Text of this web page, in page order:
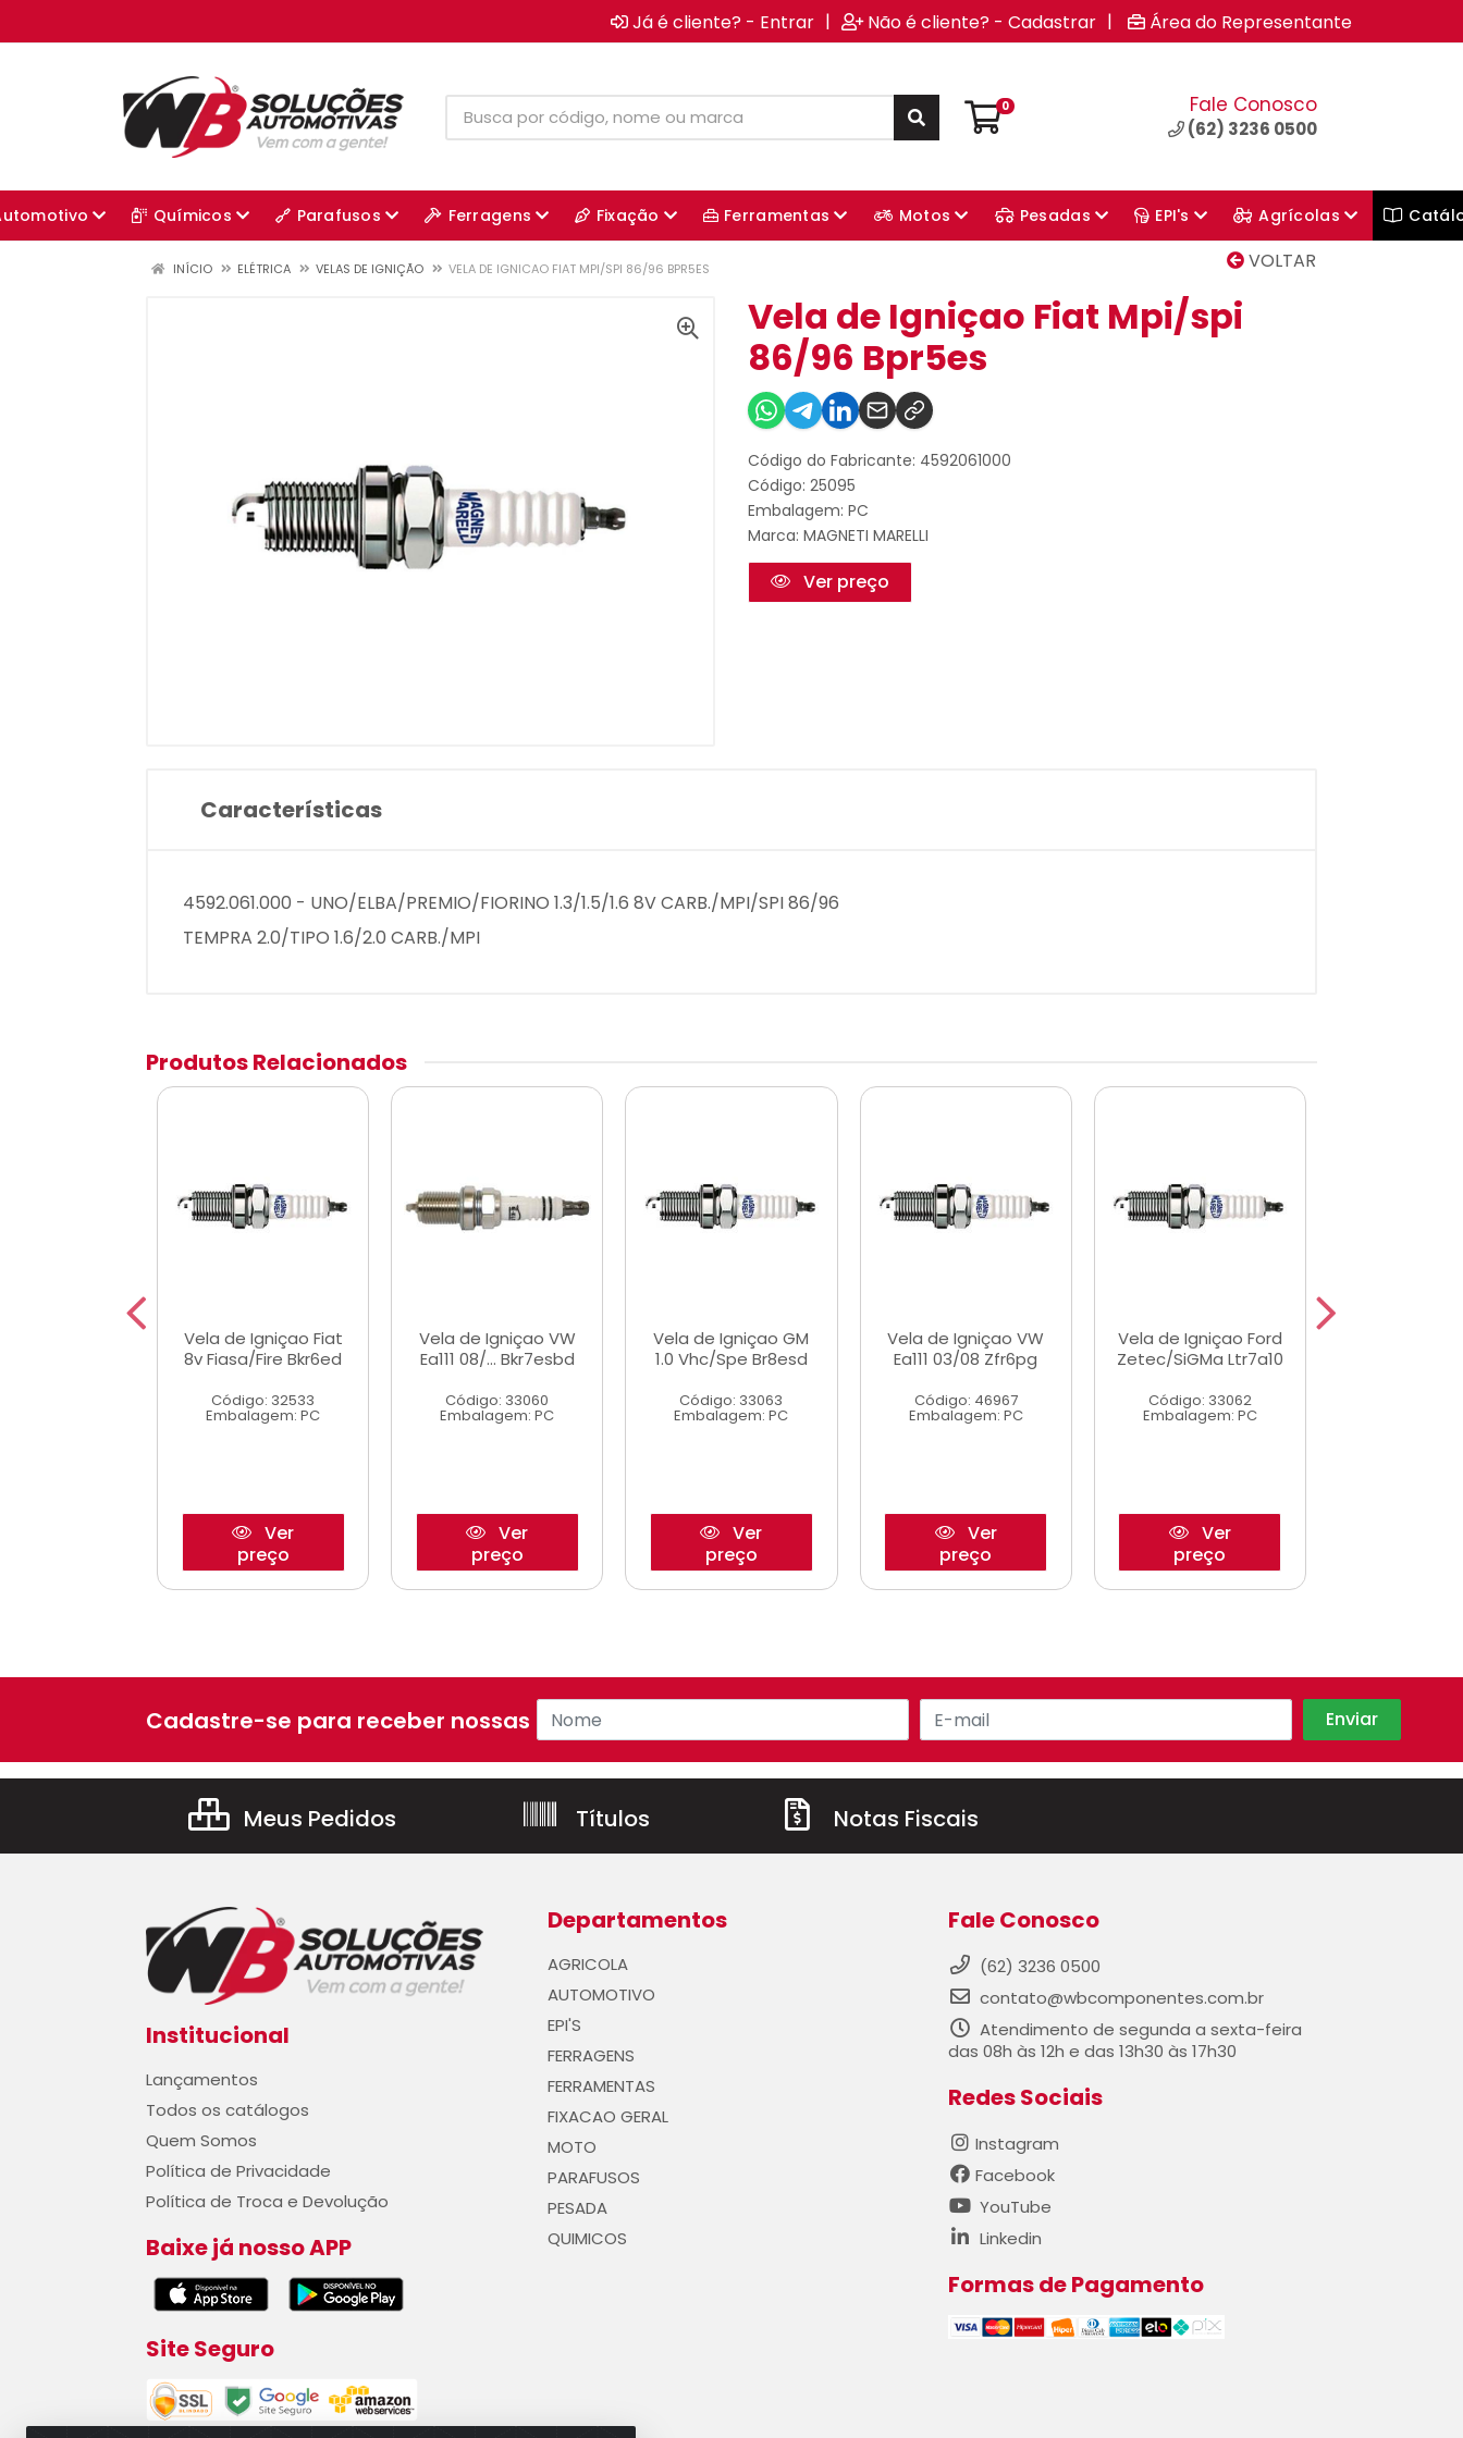
Já é cliente? - Entrar | Não é cliente? - Cadastrar | Área do Representante
0 Fale Conosco
(62) 3236 0500
Químicos Parafusos Ferragens Fixação Ferramentas Motos Pesadas EPI's Agrícolas
VOLTAR
INÍCIO ELÉTRICA VELAS DE IGNIÇÃO VELA DE IGNICAO FIAT MPI/SPI 86/96 BPR5ES
Vela de Igniçao Fiat Mpi/spi
86/96 Bpr5es
Código do Fabricante: 4592061000
Código: 25095
Embalagem: PC
Marca: MAGNETI MARELLI
Ver preço
Características
4592.061.000 - UNO/ELBA/PREMIO/FIORINO 1.3/1.5/1.6 8V CARB./MPI/SPI 86/96
TEMPRA 2.0/TIPO 1.6/2.0 CARB./MPI
Produtos Relacionados
Vela de Igniçao Fiat
8v Fiasa/Fire Bkr6ed
Código: 32533
Embalagem: PC
Ver
preço
Vela de Igniçao VW
Ea111 08/... Bkr7esbd
Código: 33060
Embalagem: PC
Ver
preço
Vela de Igniçao GM
1.0 Vhc/Spe Br8esd
Código: 33063
Embalagem: PC
Ver
preço
Vela de Igniçao VW
Ea111 03/08 Zfr6pg
Código: 46967
Embalagem: PC
Ver
preço
Vela de Igniçao Ford
Zetec/SiGMa Ltr7a10
Código: 33062
Embalagem: PC
Ver
preço
Cadastre-se para receber nossas ofertas!
Meus Pedidos Títulos Notas Fiscais
Institucional
Lançamentos
Todos os catálogos
Quem Somos
Política de Privacidade
Política de Troca e Devolução
Baixe já nosso APP
Site Seguro
Departamentos
AGRICOLA
AUTOMOTIVO
EPI'S
FERRAGENS
FERRAMENTAS
FIXACAO GERAL
MOTO
PARAFUSOS
PESADA
QUIMICOS
Fale Conosco
(62) 3236 0500
contato@wbcomponentes.com.br
Atendimento de segunda a sexta-feira
das 08h às 12h e das 13h30 às 17h30
Redes Sociais
Instagram
Facebook
YouTube
Linkedin
Formas de Pagamento